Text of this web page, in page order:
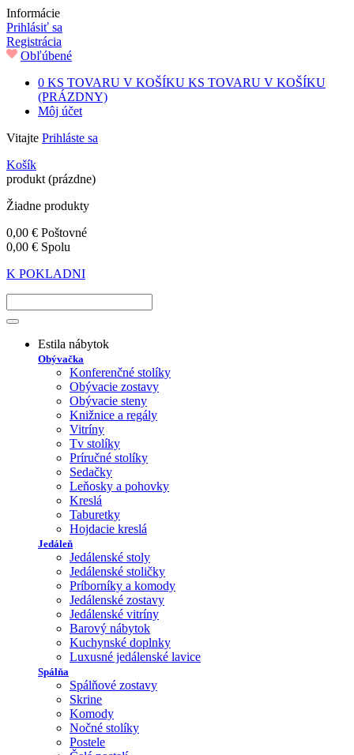
Informácie
Prihlásiť sa
Registrácia
Obľúbené
0 KS TOVARU V KOŠÍKU KS TOVARU V KOŠÍKU
(PRÁZDNY)
Môj účet
Vitajte Prihláste sa
Košík
produkt (prázdne)
Žiadne produkty
0,00 € Poštovné
0,00 € Spolu
K POKLADNI
Estila nábytok
Obývačka
Konferenčné stolíky
Obývacie zostavy
Obývacie steny
Knižnice a regály
Vitríny
Tv stolíky
Príručné stolíky
Sedačky
Leňosky a pohovky
Kreslá
Taburetky
Hojdacie kreslá
Jedáleň
Jedálenské stoly
Jedálenské stoličky
Príborníky a komody
Jedálenské zostavy
Jedálenské vitríny
Barový nábytok
Kuchynské doplnky
Luxusné jedálenské lavice
Spálňa
Spálňové zostavy
Skrine
Komody
Nočné stolíky
Postele